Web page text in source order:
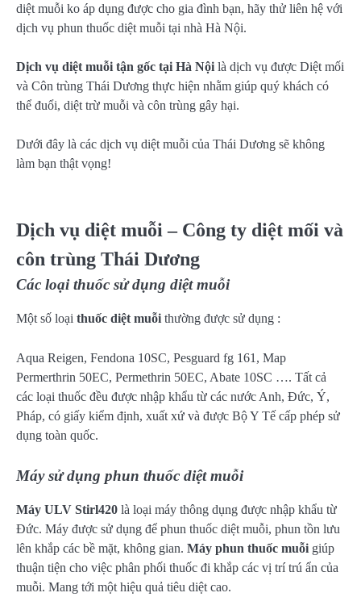
diệt muỗi ko áp dụng được cho gia đình bạn, hãy thử liên hệ với
dịch vụ phun thuốc diệt muỗi tại nhà Hà Nội.
Dịch vụ diệt muỗi tận gốc tại Hà Nội là dịch vụ được Diệt mối
và Côn trùng Thái Dương thực hiện nhằm giúp quý khách có
thể đuổi, diệt trừ muỗi và côn trùng gây hại.
Dưới đây là các dịch vụ diệt muỗi của Thái Dương sẽ không
làm bạn thật vọng!
Dịch vụ diệt muỗi – Công ty diệt mối và
côn trùng Thái Dương
Các loại thuốc sử dụng diệt muỗi
Một số loại thuốc diệt muỗithường được sử dụng :
Aqua Reigen, Fendona 10SC, Pesguard fg 161, Map
Permerthrin 50EC, Permethrin 50EC, Abate 10SC …. Tất cả
các loại thuốc đều được nhập khẩu từ các nước Anh, Đức, Ý,
Pháp, có giấy kiểm định, xuất xứ và được Bộ Y Tế cấp phép sử
dụng toàn quốc.
Máy sử dụng phun thuốc diệt muỗi
Máy ULV Stirl420 là loại máy thông dụng được nhập khẩu từ
Đức. Máy được sử dụng để phun thuốc diệt muỗi, phun tồn lưu
lên khắp các bề mặt, không gian. Máy phun thuốc muỗi giúp
thuận tiện cho việc phân phối thuốc đi khắp các vị trí trú ẩn của
muỗi. Mang tới một hiệu quả tiêu diệt cao.